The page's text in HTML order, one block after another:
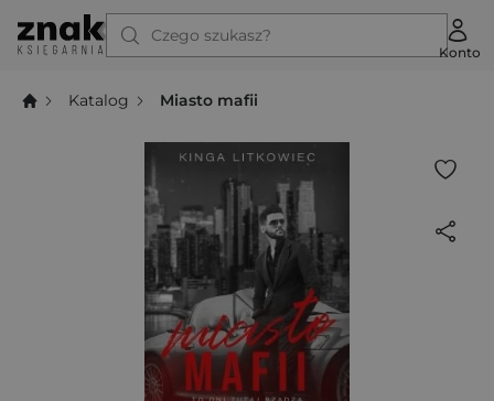
Czego szukasz?
Konto
Katalog Miasto mafii